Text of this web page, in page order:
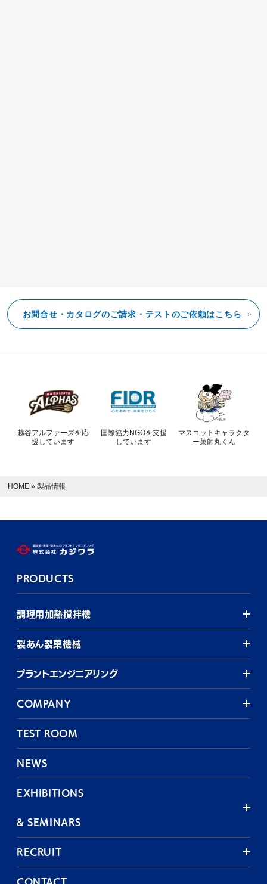
お問合せ・カタログのご請求・テストのご依頼はこちら
越谷アルファーズを応
援しています
国際協力NGOを支援
しています
マスコットキャラクタ
ー菓師丸くん
HOME » 製品情報
PRODUCTS
調理用加熱撹拌機
製あん製菓機械
プラントエンジニアリング
COMPANY
TEST ROOM
NEWS
EXHIBITIONS
& SEMINARS
RECRUIT
CONTACT